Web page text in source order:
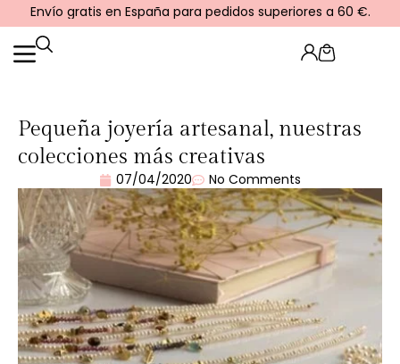
al
contenido
Envío gratis en España para pedidos superiores a 60 €.
Cart
Pequeña joyería artesanal, nuestras
colecciones más creativas
07/04/2020 No Comments